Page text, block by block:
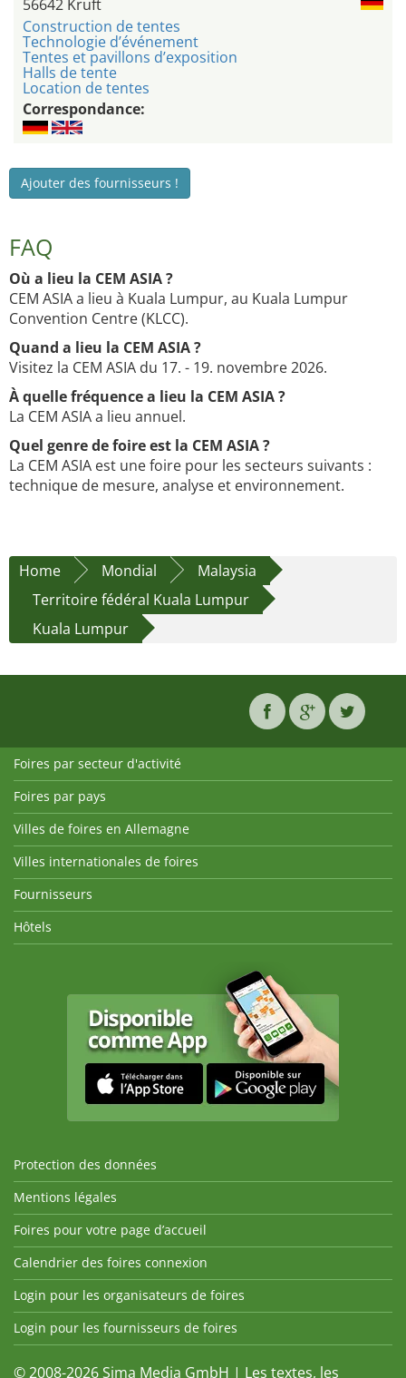
56642 Kruft
Construction de tentes
Technologie d’événement
Tentes et pavillons d’exposition
Halls de tente
Location de tentes
Correspondance:
Ajouter des fournisseurs !
FAQ
Où a lieu la CEM ASIA ?
CEM ASIA a lieu à Kuala Lumpur, au Kuala Lumpur
Convention Centre (KLCC).
Quand a lieu la CEM ASIA ?
Visitez la CEM ASIA du 17. - 19. novembre 2026.
À quelle fréquence a lieu la CEM ASIA ?
La CEM ASIA a lieu annuel.
Quel genre de foire est la CEM ASIA ?
La CEM ASIA est une foire pour les secteurs suivants :
technique de mesure, analyse et environnement.
Home Mondial
Malaysia
Territoire fédéral Kuala Lumpur
Kuala Lumpur
Foires par secteur d'activité
Foires par pays
Villes de foires en Allemagne
Villes internationales de foires
Fournisseurs
Hôtels
Protection des données
Mentions légales
Foires pour votre page d’accueil
Calendrier des foires connexion
Login pour les organisateurs de foires
Login pour les fournisseurs de foires
© 2008-2026 Sima Media GmbH | Les textes, les